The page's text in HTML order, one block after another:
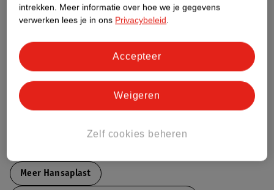
Nature Impact Score
Dit product heeft (nog) geen Nature
Meer informatie
Bestel & Bezorginformatie
Meer Hansaplast
intrekken. Meer informatie over hoe we je gegevens
verwerken lees je in ons Privacybeleid.
Zelf cookies beheren
Weigeren
Accepteer